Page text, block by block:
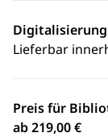
Lieferbar
Preis für
ab 219,00 €